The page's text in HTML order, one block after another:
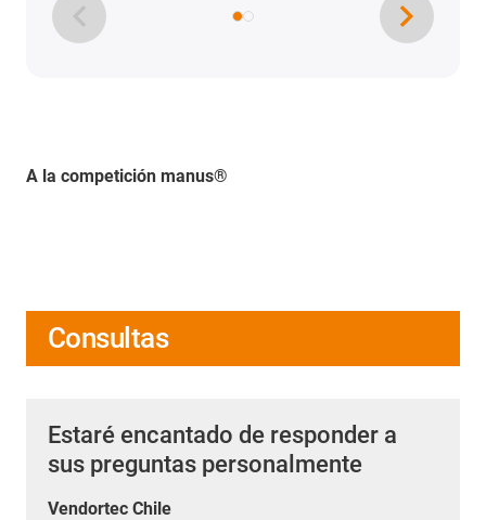
A la competición manus®
Consultas
Estaré encantado de responder a
sus preguntas personalmente
Vendortec Chile